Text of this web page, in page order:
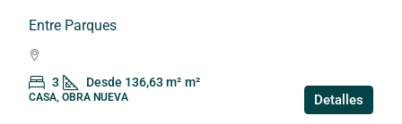
Entre Parques
3 Desde 136,63 m² m²
CASA, OBRA NUEVA Detalles